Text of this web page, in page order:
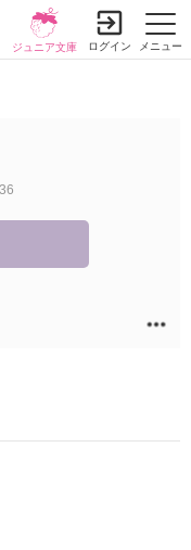
メニュー
ジュニア文庫 ログイン